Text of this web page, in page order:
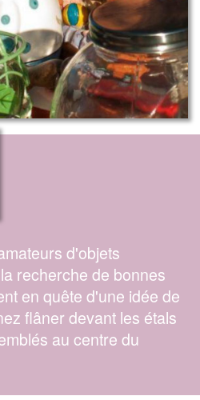
d'objets
recherche de bonnes
en quête d'une idée de
flâner devant les étals
au centre du